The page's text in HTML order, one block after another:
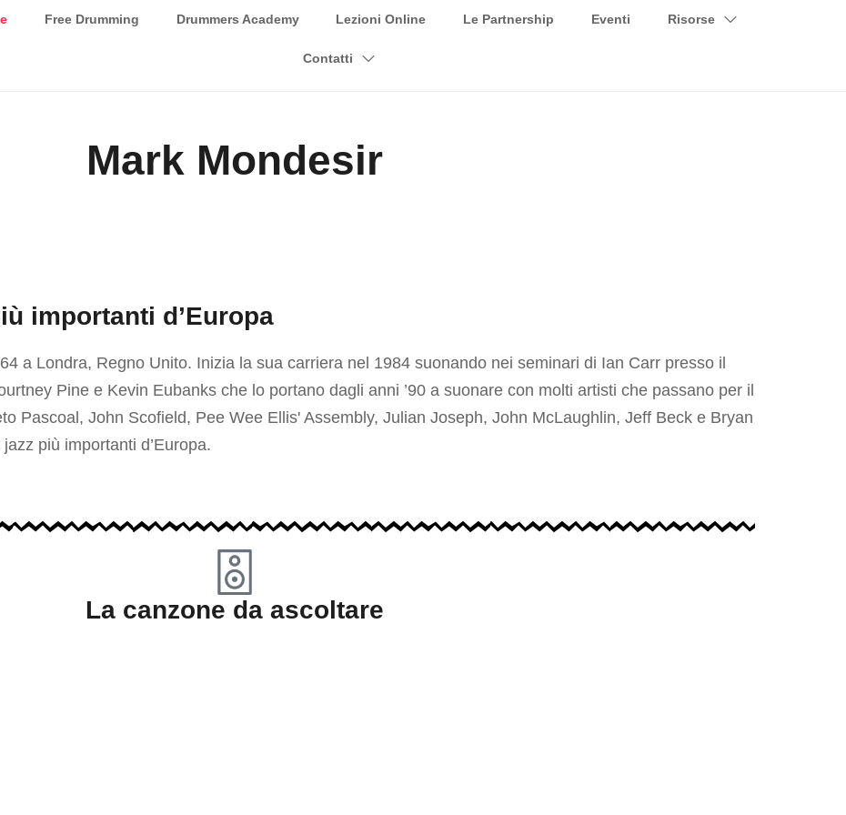
Free Drumming Drummers Academy Lezioni Online Le Partnership Eventi Risorse
Contatti
Mark Mondesir
importanti d’Europa
a Londra, Regno Unito. Inizia la sua carriera nel 1984 suonando nei seminari di Ian Carr presso il
Pine e Kevin Eubanks che lo portano dagli anni ’90 a suonare con molti artisti che passano per il
Pascoal, John Scofield, Pee Wee Ellis' Assembly, Julian Joseph, John McLaughlin, Jeff Beck e Bryan
più importanti d’Europa.
La canzone da ascoltare